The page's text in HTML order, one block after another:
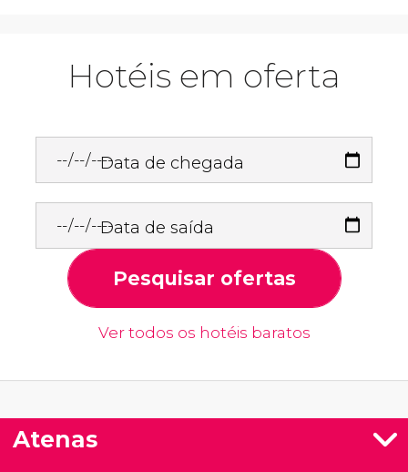
Hotéis em oferta
Data de chegada
Data de saída
Pesquisar ofertas
Ver todos os hotéis baratos
Atenas